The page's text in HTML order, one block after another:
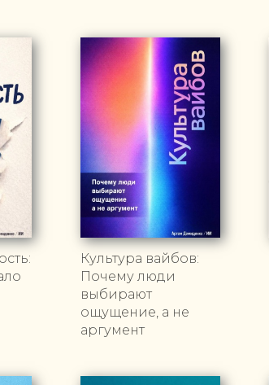
Культура вайбов:
Почему люди
выбирают
ощущение, а не
аргумент